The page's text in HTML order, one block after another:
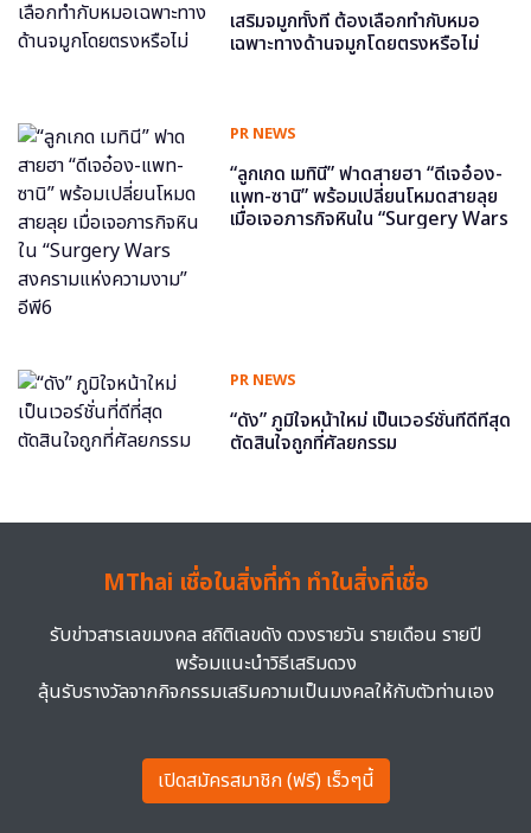
เสริมจมูกทั้งที ต้องเลือกทำกับหมอ
เฉพาะทางด้านจมูกโดยตรงหรือไม่
PR NEWS
“ลูกเกด เมทินี” ฟาดสายฮา “ดีเจอ๋อง-
แพท-ซานิ” พร้อมเปลี่ยนโหมดสายลุย
เมื่อเจอภารกิจหินใน “Surgery Wars
PR NEWS
“ดัง” ภูมิใจหน้าใหม่ เป็นเวอร์ชั่นที่ดีที่สุด
ตัดสินใจถูกที่ศัลยกรรม
MThai เชื่อในสิ่งที่ทำ ทำในสิ่งที่เชื่อ
รับข่าวสารเลขมงคล สถิติเลขดัง ดวงรายวัน รายเดือน รายปี
พร้อมแนะนำวิธีเสริมดวง
ลุ้นรับรางวัลจากกิจกรรมเสริมความเป็นมงคลให้กับตัวท่านเอง
เปิดสมัครสมาชิก (ฟรี) เร็วๆนี้